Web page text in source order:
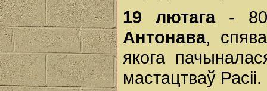
19 лютага- 80
Антонава,
якога
мастацтваў Расii.